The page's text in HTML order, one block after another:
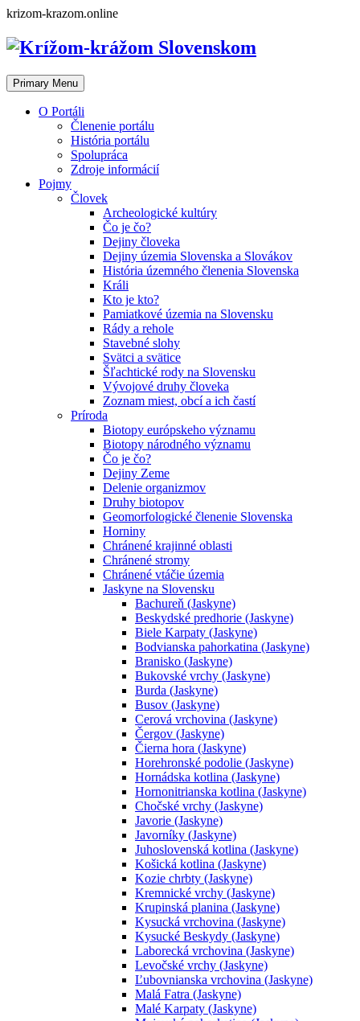
Skip
content
krizom-krazom.online
Primary Menu
O Portáli
Členenie portálu
História portálu
Spolupráca
Zdroje informácií
Pojmy
Človek
Archeologické kultúry
Čo je čo?
Dejiny človeka
Dejiny územia Slovenska a Slovákov
História územného členenia Slovenska
Králi
Kto je kto?
Pamiatkové územia na Slovensku
Rády a rehole
Stavebné slohy
Svätci a svätice
Šľachtické rody na Slovensku
Vývojové druhy človeka
Zoznam miest, obcí a ich častí
Príroda
Biotopy európskeho významu
Biotopy národného významu
Čo je čo?
Dejiny Zeme
Delenie organizmov
Druhy biotopov
Geomorfologické členenie Slovenska
Horniny
Chránené krajinné oblasti
Chránené stromy
Chránené vtáčie územia
Jaskyne na Slovensku
Bachureň (Jaskyne)
Beskydské predhorie (Jaskyne)
Biele Karpaty (Jaskyne)
Bodvianska pahorkatina (Jaskyne)
Branisko (Jaskyne)
Bukovské vrchy (Jaskyne)
Burda (Jaskyne)
Busov (Jaskyne)
Cerová vrchovina (Jaskyne)
Čergov (Jaskyne)
Čierna hora (Jaskyne)
Horehronské podolie (Jaskyne)
Hornádska kotlina (Jaskyne)
Hornonitrianska kotlina (Jaskyne)
Chočské vrchy (Jaskyne)
Javorie (Jaskyne)
Javorníky (Jaskyne)
Juhoslovenská kotlina (Jaskyne)
Košická kotlina (Jaskyne)
Kozie chrbty (Jaskyne)
Kremnické vrchy (Jaskyne)
Krupinská planina (Jaskyne)
Kysucká vrchovina (Jaskyne)
Kysucké Beskydy (Jaskyne)
Laborecká vrchovina (Jaskyne)
Levočské vrchy (Jaskyne)
Ľubovnianska vrchovina (Jaskyne)
Malá Fatra (Jaskyne)
Malé Karpaty (Jaskyne)